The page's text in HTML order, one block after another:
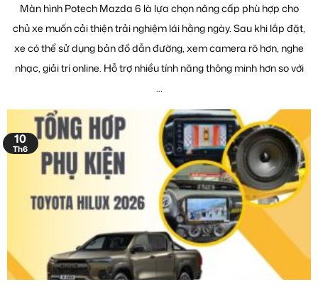
Màn hình Potech Mazda 6 là lựa chọn nâng cấp phù hợp cho
chủ xe muốn cải thiện trải nghiệm lái hằng ngày. Sau khi lắp đặt,
xe có thể sử dụng bản đồ dẫn đường, xem camera rõ hơn, nghe
nhạc, giải trí online. Hỗ trợ nhiều tính năng thông minh hơn so với
...
10
Th6